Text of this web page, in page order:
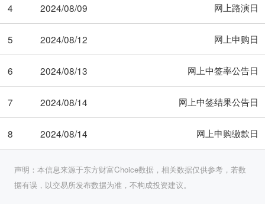
4 2024/08/09 网上路演日
5 2024/08/12 网上申购日
6 2024/08/13 网上中签率公告日
7 2024/08/14 网上中签结果公告日
8 2024/08/14 网上申购缴款日
声明：本信息来源于东方财富Choice数据，相关数据仅供参考，若数
据有误，以交易所发布数据为准，不构成投资建议。